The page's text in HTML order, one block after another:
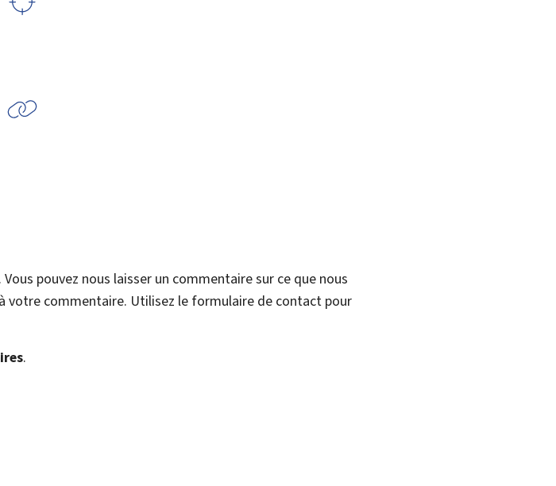
pouvez nous laisser un commentaire sur ce que nous
votre commentaire. Utilisez le formulaire de contact pour
.